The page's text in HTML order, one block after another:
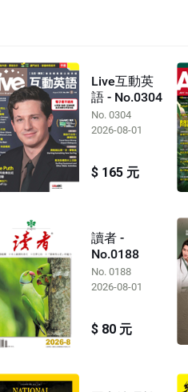
Live互動英
語 - No.0304
No. 0304
2026-08-01
$ 165 元
讀者 -
No.0188
No. 0188
2026-08-01
$ 80 元